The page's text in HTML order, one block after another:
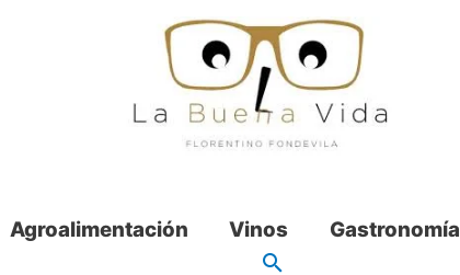
Agroalimentación Vinos Gastronomía